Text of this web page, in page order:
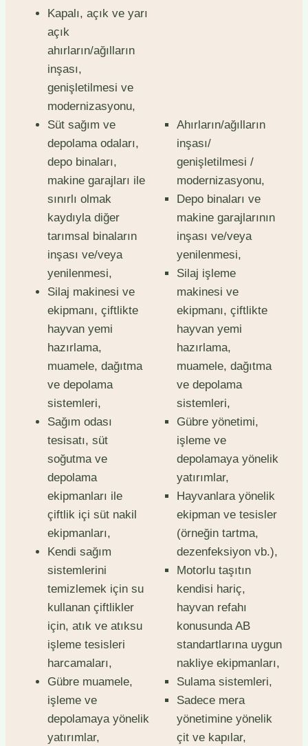
Kapalı, açık ve yarı
açık
ahırların/ağılların
inşası,
genişletilmesi ve
modernizasyonu,
Süt sağım ve
depolama odaları,
depo binaları,
makine garajları ile
sınırlı olmak
kaydıyla diğer
tarımsal binaların
inşası ve/veya
yenilenmesi,
Silaj makinesi ve
ekipmanı, çiftlikte
hayvan yemi
hazırlama,
muamele, dağıtma
ve depolama
sistemleri,
Sağım odası
tesisatı, süt
soğutma ve
depolama
ekipmanları ile
çiftlik içi süt nakil
ekipmanları,
Kendi sağım
sistemlerini
temizlemek için su
kullanan çiftlikler
için, atık ve atıksu
işleme tesisleri
harcamaları,
Gübre muamele,
işleme ve
depolamaya yönelik
yatırımlar,
Ahırların/ağılların
inşası/
genişletilmesi /
modernizasyonu,
Depo binaları ve
makine garajlarının
inşası ve/veya
yenilenmesi,
Silaj işleme
makinesi ve
ekipmanı, çiftlikte
hayvan yemi
hazırlama,
muamele, dağıtma
ve depolama
sistemleri,
Gübre yönetimi,
işleme ve
depolamaya yönelik
yatırımlar,
Hayvanlara yönelik
ekipman ve tesisler
(örneğin tartma,
dezenfeksiyon vb.),
Motorlu taşıtın
kendisi hariç,
hayvan refahı
konusunda AB
standartlarına uygun
nakliye ekipmanları,
Sulama sistemleri,
Sadece mera
yönetimine yönelik
çit ve kapılar,